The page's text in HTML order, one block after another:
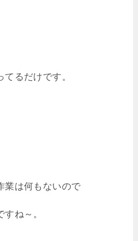
るだけです。
業は何もないので
ね～。